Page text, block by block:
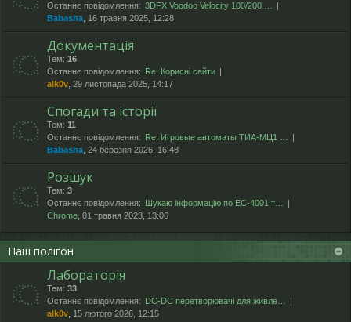
Останнє повідомлення: 3DFX Voodoo Velocity 100/200 …
Babasha , 16 травня 2025, 12:28
Документація
Тем: 16
Останнє повідомлення:
Re: Корисні сайти
alk0v , 29 листопада 2025, 14:17
Спогади та історії
Тем: 11
Останнє повідомлення:
Re: Игровые автоматы ТИА-МЦ1 …
Babasha , 24 березня 2026, 16:48
Розшук
Тем: 3
Останнє повідомлення:
Шукаю інформацію по ЕС-4001 т…
Chrome , 01 травня 2023, 13:06
Наш полігон
Лабораторія
Тем: 33
Останнє повідомлення:
DC-DC перетворювачі для живле…
alk0v , 15 лютого 2026, 12:15